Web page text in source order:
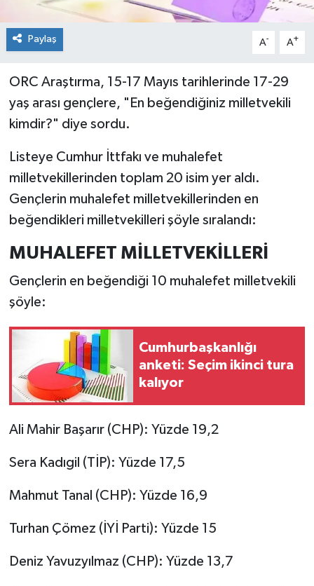
Paylaş A- A+
ORC Araştırma, 15-17 Mayıs tarihlerinde 17-29
yaş arası gençlere, "En beğendiğiniz milletvekili
kimdir?" diye sordu.
Listeye Cumhur İttfakı ve muhalefet
milletvekillerinden toplam 20 isim yer aldı.
Gençlerin muhalefet milletvekillerinden en
beğendikleri milletvekilleri şöyle sıralandı:
MUHALEFET MİLLETVEKİLLERİ
Gençlerin en beğendiği 10 muhalefet milletvekili
şöyle:
Cumhurbaşkanlığı
anketi: Seçim ikinci tura
kalıyor
Ali Mahir Başarır (CHP): Yüzde 19,2
Sera Kadıgil (TİP): Yüzde 17,5
Mahmut Tanal (CHP): Yüzde 16,9
Turhan Çömez (İYİ Parti): Yüzde 15
Deniz Yavuzyılmaz (CHP): Yüzde 13,7